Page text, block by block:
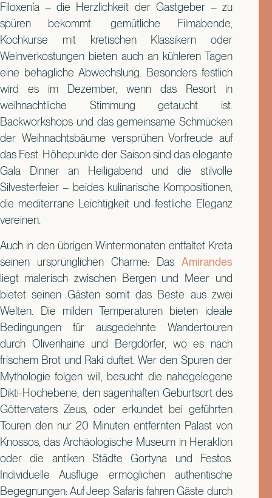
Filoxenía – die Herzlichkeit der Gastgeber – zu
spüren bekommt: gemütliche Filmabende,
Kochkurse mit kretischen Klassikern oder
Weinverkostungen bieten auch an kühleren Tagen
eine behagliche Abwechslung. Besonders festlich
wird es im Dezember, wenn das Resort in
weihnachtliche Stimmung getaucht ist.
Backworkshops und das gemeinsame Schmücken
der Weihnachtsbäume versprühen Vorfreude auf
das Fest. Höhepunkte der Saison sind das elegante
Gala Dinner an Heiligabend und die stilvolle
Silvesterfeier – beides kulinarische Kompositionen,
die mediterrane Leichtigkeit und festliche Eleganz
vereinen.
Auch in den übrigen Wintermonaten entfaltet Kreta
seinen ursprünglichen Charme: DasAmirandes
liegt malerisch zwischen Bergen und Meer und
bietet seinen Gästen somit das Beste aus zwei
Welten. Die milden Temperaturen bieten ideale
Bedingungen für ausgedehnte Wandertouren
durch Olivenhaine und Bergdörfer, wo es nach
frischem Brot und Raki duftet. Wer den Spuren der
Mythologie folgen will, besucht die nahegelegene
Dikti-Hochebene, den sagenhaften Geburtsort des
Göttervaters Zeus, oder erkundet bei geführten
Touren den nur 20 Minuten entfernten Palast von
Knossos, das Archäologische Museum in Heraklion
oder die antiken Städte Gortyna und Festos.
Individuelle Ausflüge ermöglichen authentische
Begegnungen: Auf Jeep Safaris fahren Gäste durch